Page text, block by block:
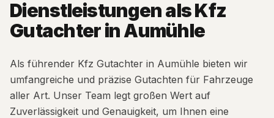
Dienstleistungen als Kfz
Gutachter in Aumühle
Als führender Kfz Gutachter in Aumühle bieten wir
umfangreiche und präzise Gutachten für Fahrzeuge
aller Art. Unser Team legt großen Wert auf
Zuverlässigkeit und Genauigkeit, um Ihnen eine